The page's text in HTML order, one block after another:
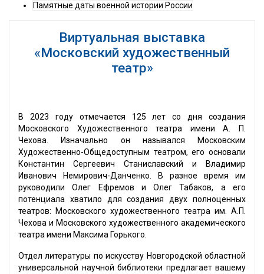
Памятные даты военной истории России
Виртуальная выставка
«Московский художественный
театр»
В 2023 году отмечается 125 лет со дня создания
Московского Художественного театра имени А. П.
Чехова. Изначально он назывался Московским
Художественно-Общедоступным театром, его основали
Константин Сергеевич Станиславский и Владимир
Иванович Немирович-Данченко. В разное время им
руководили Олег Ефремов и Олег Табаков, а его
потенциала хватило для создания двух полноценных
театров: Московского художественного театра им. А.П.
Чехова и Московского художественного академического
театра имени Максима Горького.
Отдел литературы по искусству Новгородской областной
универсальной научной библиотеки предлагает вашему